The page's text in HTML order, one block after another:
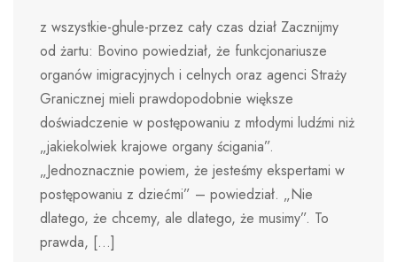
z wszystkie-ghule-przez cały czas dział Zacznijmy
od żartu: Bovino powiedział, że funkcjonariusze
organów imigracyjnych i celnych oraz agenci Straży
Granicznej mieli prawdopodobnie większe
doświadczenie w postępowaniu z młodymi ludźmi niż
„jakiekolwiek krajowe organy ścigania”.
„Jednoznacznie powiem, że jesteśmy ekspertami w
postępowaniu z dziećmi” – powiedział. „Nie
dlatego, że chcemy, ale dlatego, że musimy”. To
prawda, […]